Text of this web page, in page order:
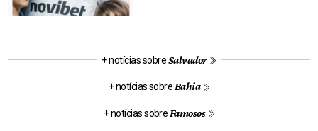
+ notícias sobreSalvador
+ notícias sobre Bahia
+ notícias sobre Famosos